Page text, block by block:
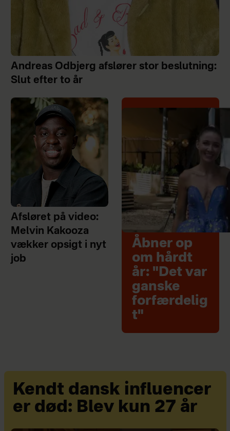
Andreas Odbjerg afslører stor beslutning:
Slut efter to år
Afsløret på video:
Melvin Kakooza
vækker opsigt i nyt
job
Åbner op
om hårdt
år: "Det var
ganske
forfærdelig
t"
Kendt dansk influencer
er død: Blev kun 27 år